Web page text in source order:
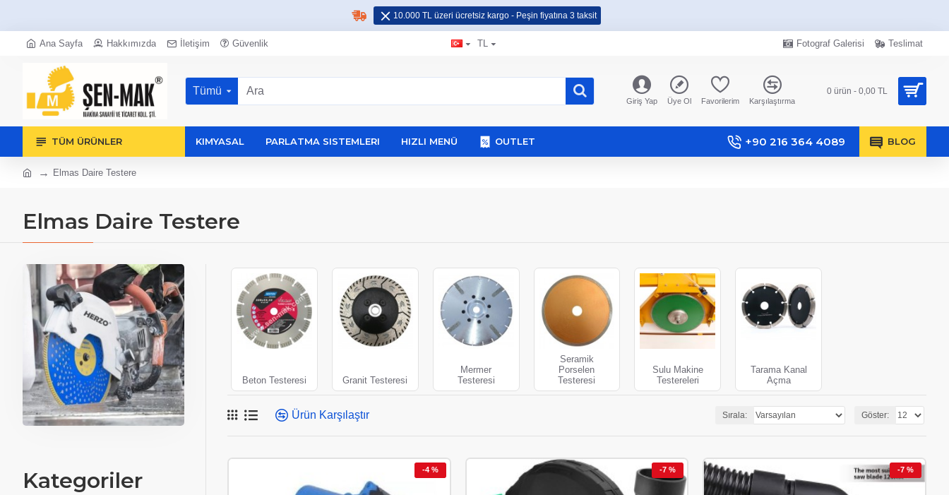
10.000 TL üzeri ücretsiz kargo - Peşin fiyatına 3 taksit
Ana Sayfa Hakkımızda İletişim Güvenlik TL Fotograf Galerisi Teslimat
Tümü
Giriş Yap Üye Ol Favorilerim Karşılaştırma
0 ürün - 0,00 TL
TÜM ÜRÜNLER KIMYASAL PARLATMA SISTEMLERI HIZLI MENÜ OUTLET +90 216 364 4089 BLOG
Elmas Daire Testere
Elmas Daire Testere
Kategoriler
Beton Testeresi Granit Testeresi
Mermer
Testeresi
Seramik
Porselen
Testeresi
Sulu Makine
Testereleri
Tarama Kanal
Açma
Ürün Karşılaştır Sırala: Göster:
-4 % -7 % -7 %